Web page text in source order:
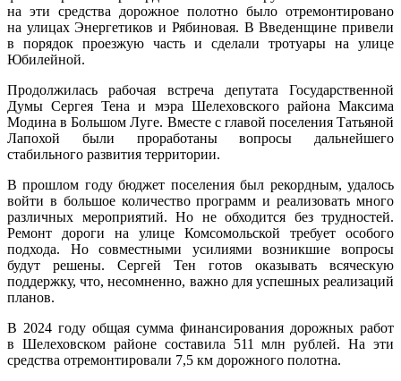
на эти средства дорожное полотно было отремонтировано
на улицах Энергетиков и Рябиновая. В Введенщине привели
в порядок проезжую часть и сделали тротуары на улице
Юбилейной.
Продолжилась рабочая встреча депутата Государственной
Думы Сергея Тена и мэра Шелеховского района Максима
Модина в Большом Луге. Вместе с главой поселения Татьяной
Лапохой были проработаны вопросы дальнейшего
стабильного развития территории.
В прошлом году бюджет поселения был рекордным, удалось
войти в большое количество программ и реализовать много
различных мероприятий. Но не обходится без трудностей.
Ремонт дороги на улице Комсомольской требует особого
подхода. Но совместными усилиями возникшие вопросы
будут решены. Сергей Тен готов оказывать всяческую
поддержку, что, несомненно, важно для успешных реализаций
планов.
В 2024 году общая сумма финансирования дорожных работ
в Шелеховском районе составила 511 млн рублей. На эти
средства отремонтировали 7,5 км дорожного полотна.